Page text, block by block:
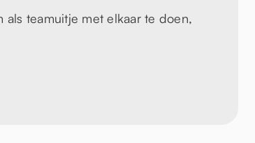
teamuitje met elkaar te doen,